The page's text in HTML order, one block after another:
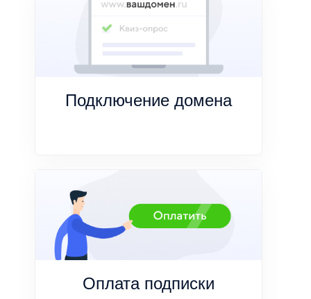
Подключение домена
Оплата подписки